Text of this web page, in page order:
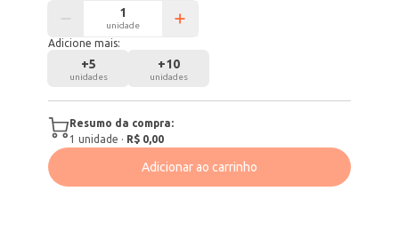
unidade
Adicione mais:
+5
unidades
+10
unidades
Resumo da compra:
1 unidade · R$ 0,00
Adicionar ao carrinho